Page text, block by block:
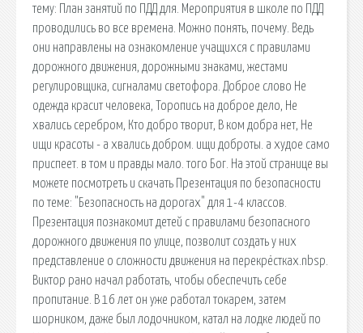
тему: План занятий по ПДД для. Мероприятия в школе по ПДД
проводились во все времена. Можно понять, почему. Ведь
они направлены на ознакомление учащихся с правилами
дорожного движения, дорожными знаками, жестами
регулировщика, сигналами светофора. Доброе слово Не
одежда красит человека, Торопись на доброе дело, Не
хвались серебром, Кто добро творит, В ком добра нет, Не
ищи красоты - а хвались добром. ищи доброты. а худое само
приспеет. в том и правды мало. того Бог. На этой странице вы
можете посмотреть и скачать Презентация по безопасности
по теме: "Безопасность на дорогах" для 1-4 классов.
Презентация познакомит детей с правилами безопасного
дорожного движения по улице, позволит создать у них
представление о сложности движения на перекрёстках.nbsp.
Виктор рано начал работать, чтобы обеспечить себе
пропитание. В 16 лет он уже работал токарем, затем
шорником, даже был лодочником, катал на лодке людей по